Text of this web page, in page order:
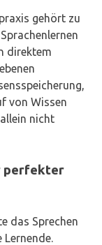
gehört zu
direktem
von Wissen
nicht
perfekter
das Sprechen